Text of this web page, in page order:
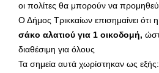
οι πολίτες θα μπορούν να
Ο Δήμος Τρικκαίων επισημαίνει ότι
σάκο αλατιού για 1 οικοδομή,
διαθέσιμη για όλους
Τα σημεία αυτά χωρίστηκαν ως εξής: